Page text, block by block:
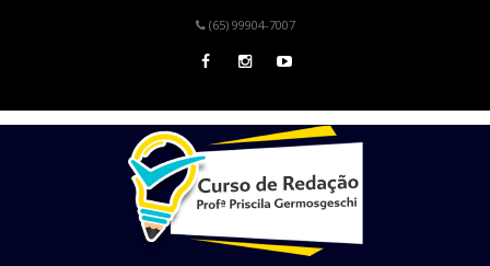
(65) 99904-7007